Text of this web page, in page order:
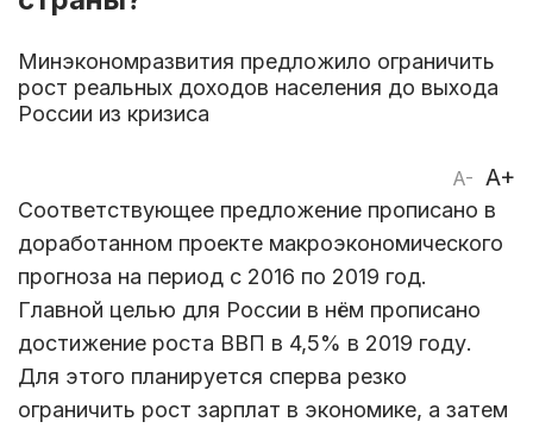
Минэкономразвития предложило ограничить
рост реальных доходов населения до выхода
России из кризиса
A- A+
Соответствующее предложение прописано в
доработанном проекте макроэкономического
прогноза на период с 2016 по 2019 год.
Главной целью для России в нём прописано
достижение роста ВВП в 4,5% в 2019 году.
Для этого планируется сперва резко
ограничить рост зарплат в экономике, а затем